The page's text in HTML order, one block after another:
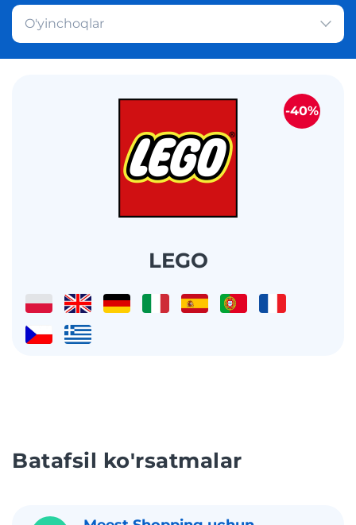
O'yinchoqlar
LEGO
-40%
Batafsil ko'rsatmalar